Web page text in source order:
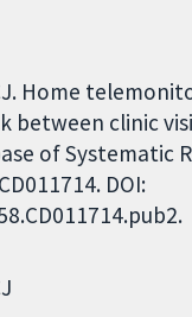
Home
between clinic
of Systematic
DOI: